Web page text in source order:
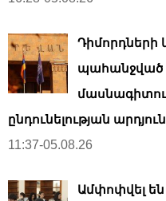
Դիմորդների
պահանջված
ընդունելության
11:37-05.08.26
Ամփոփվել են